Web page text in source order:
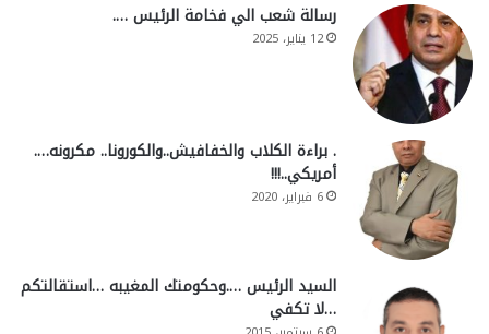
رسالة شعب الي فخامة الرئيس ….
12 يناير، 2025
. براءة الكلاب والخفافيش..والكورونا.. مكرونه….
أمريكي..!!!
6 فبراير، 2020
السيد الرئيس ….وحكومتك المغيبه …استقالتكم
…لا تكفي